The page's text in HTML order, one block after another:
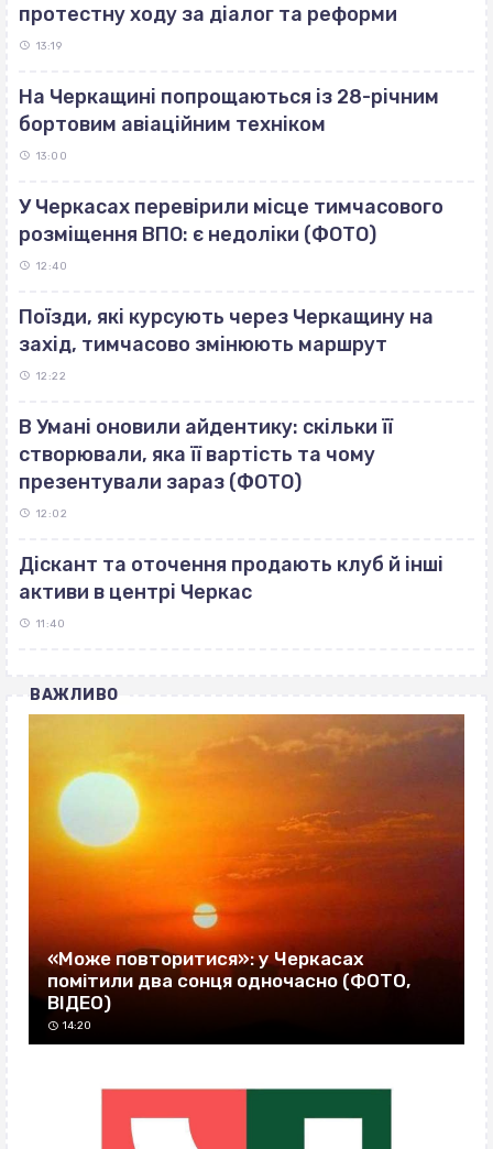
протестну ходу за діалог та реформи
13:19
На Черкащині попрощаються із 28-річним
бортовим авіаційним техніком
13:00
У Черкасах перевірили місце тимчасового
розміщення ВПО: є недоліки (ФОТО)
12:40
Поїзди, які курсують через Черкащину на
захід, тимчасово змінюють маршрут
12:22
В Умані оновили айдентику: скільки її
створювали, яка її вартість та чому
презентували зараз (ФОТО)
12:02
Діскант та оточення продають клуб й інші
активи в центрі Черкас
11:40
ВАЖЛИВО
«Може повторитися»: у Черкасах
помітили два сонця одночасно (ФОТО,
ВІДЕО)
14:20